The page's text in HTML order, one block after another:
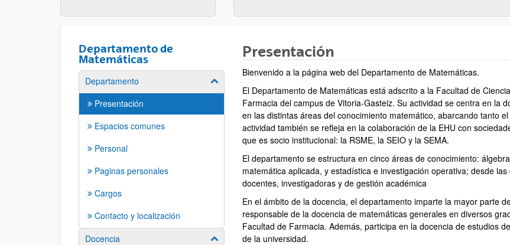
Departamento de
Matemáticas
Departamento Mostrar/ocultar subpáginas
Presentación
Espacios comunes
Personal
Paginas personales
Cargos
Contacto y localización
Docencia
Mostrar/ocultar subpáginas
Presentación
Bienvenido a la página web del Departamento de Matemáticas.
El Departamento de Matemáticas está adscrito a la Facultad de
Farmacia del campus de Vitoria‑Gasteiz. Su actividad se centra en la
en las distintas áreas del conocimiento matemático, abarcando tanto
actividad también se refleja en la colaboración de la EHU con
que es socio institucional: la RSME, la SEIO y la SEMA.
El departamento se estructura en cinco áreas de conocimiento:
matemática aplicada, y estadística e investigación operativa; desde
docentes, investigadoras y de gestión académica
En el ámbito de la docencia, el departamento imparte la mayor parte
responsable de la docencia de matemáticas generales en diversos
Facultad de Farmacia. Además, participa en la docencia de estudios
de la universidad.